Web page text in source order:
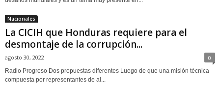
Nacionales
La CICIH que Honduras requiere para el
desmontaje de la corrupción...
agosto 30, 2022 0
Radio Progreso Dos propuestas diferentes Luego de que una misión técnica
compuesta por representantes de al...